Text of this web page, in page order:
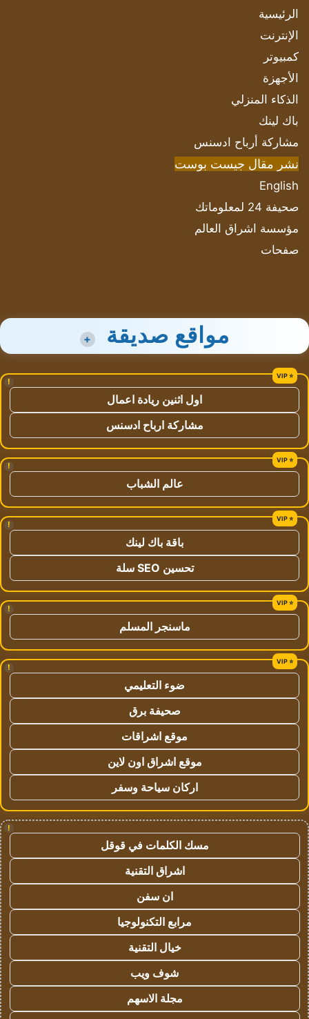
الرئيسية
الإنترنت
كمبيوتر
الأجهزة
الذكاء المنزلي
باك لينك
مشاركة أرباح ادسنس
نشر مقال جيست بوست
English
صحيفة 24 لمعلوماتك
مؤسسة اشراق العالم
صفحات
مواقع صديقة +
!
اول اثنين ريادة اعمال
مشاركة ارباح ادسنس
!
عالم الشباب
!
باقة باك لينك
تحسين SEO سلة
!
ماسنجر المسلم
!
ضوء التعليمي
صحيفة برق
موقع اشراقات
موقع اشراق اون لاين
اركان سياحة وسفر
!
مسك الكلمات في قوقل
اشراق التقنية
ان سفن
مرابع التكنولوجيا
خيال التقنية
شوف ويب
مجلة الاسهم